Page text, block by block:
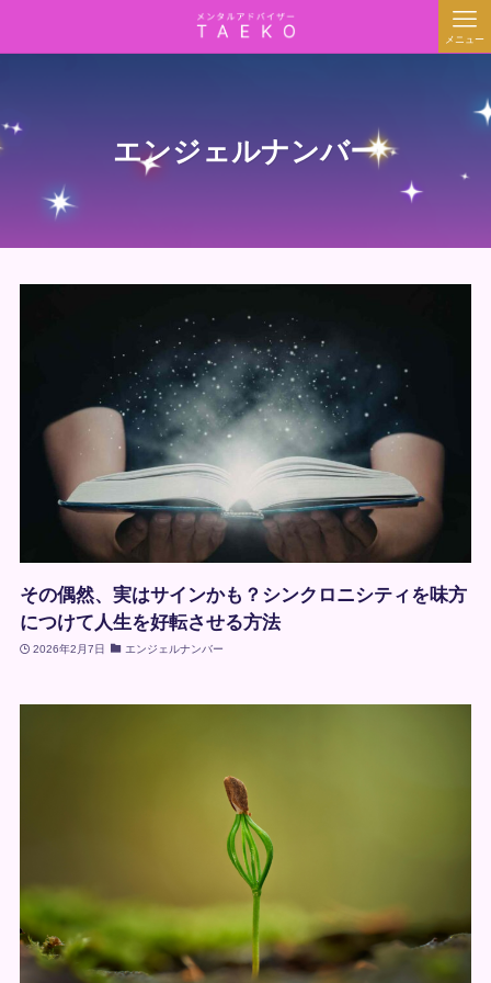
メニュー
エンジェルナンバー
その偶然、実はサインかも？シンクロニシティを味方
につけて人生を好転させる方法
2026年2月7日 エンジェルナンバー